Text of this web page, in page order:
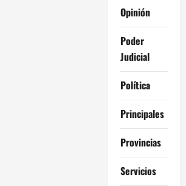
Opinión
Poder
Judicial
Política
Principales
Provincias
Servicios